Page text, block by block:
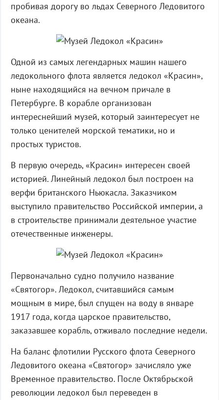
пробивая дорогу во льдах Северного Ледовитого
океана.
Одной из самых легендарных машин нашего
ледокольного флота является ледокол «Красин»,
ныне находящийся на вечном причале в
Петербурге. В корабле организован
интереснейший музей, который заинтересует не
только ценителей морской тематики, но и
простых туристов.
В первую очередь, «Красин» интересен своей
историей. Линейный ледокол был построен на
верфи британского Ньюкасла. Заказчиком
выступило правительство Российской империи, а
в строительстве принимали деятельное участие
отечественные инженеры.
Первоначально судно получило название
«Святогор». Ледокол, считавшийся самым
мощным в мире, был спущен на воду в январе
1917 года, когда царское правительство,
заказавшее корабль, отживало последние недели.
На баланс флотилии Русского флота Северного
Ледовитого океана «Святогор» зачисляло уже
Временное правительство. После Октябрьской
революции ледокол был переведен в